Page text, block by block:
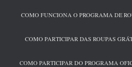
COMO FUNCIONA O PROGRAMA DE
COMO PARTICIPAR DAS ROUPAS
COMO PARTICIPAR DO PROGRAMA